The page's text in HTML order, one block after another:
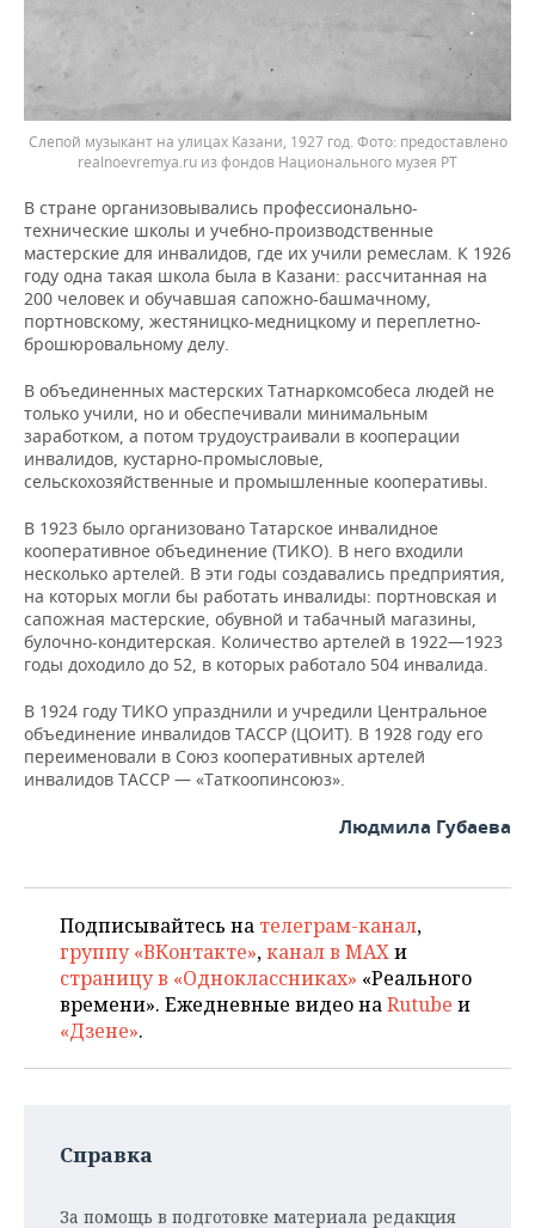
Слепой музыкант на улицах Казани, 1927 год.
предоставлено
realnoevremya.ru из фондов Национального музея РТ
В стране организовывались профессионально-
технические школы и учебно-производственные
мастерские для инвалидов, где их учили ремеслам. К 1926
году одна такая школа была в Казани: рассчитанная на
200 человек и обучавшая сапожно-башмачному,
портновскому, жестяницко-медницкому и переплетно-
брошюровальному делу.
В объединенных мастерских Татнаркомсобеса людей не
только учили, но и обеспечивали минимальным
заработком, а потом трудоустраивали в кооперации
инвалидов, кустарно-промысловые,
сельскохозяйственные и промышленные кооперативы.
В 1923 было организовано Татарское инвалидное
кооперативное объединение (ТИКО). В него входили
несколько артелей. В эти годы создавались предприятия,
на которых могли бы работать инвалиды: портновская и
сапожная мастерские, обувной и табачный магазины,
булочно-кондитерская. Количество артелей в 1922—1923
годы доходило до 52, в которых работало 504 инвалида.
В 1924 году ТИКО упразднили и учредили Центральное
объединение инвалидов ТАССР (ЦОИТ). В 1928 году его
переименовали в Союз кооперативных артелей
инвалидов ТАССР — «Таткоопинсоюз».
Людмила Губаева
Подписывайтесь на телеграм-канал,
группу «ВКонтакте»,канал в MAXи
страницу в «Одноклассниках» «Реального
времени». Ежедневные видео наRutube и
«Дзене».
Справка
За помощь в подготовке материала редакция